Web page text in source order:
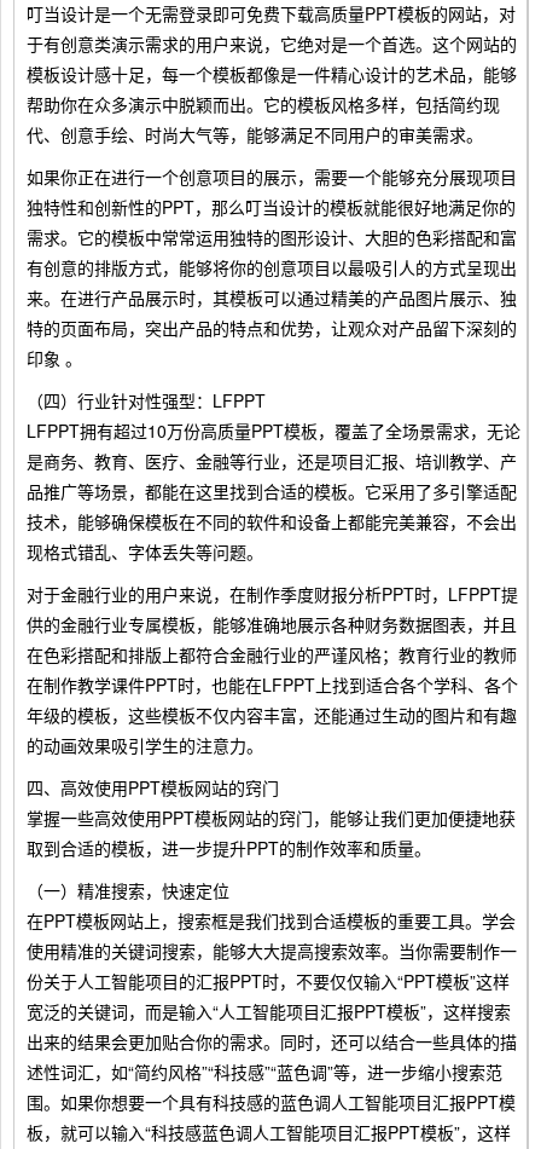
叮当设计是一个无需登录即可免费下载高质量PPT模板的网站，对
于有创意类演示需求的用户来说，它绝对是一个首选。这个网站的
模板设计感十足，每一个模板都像是一件精心设计的艺术品，能够
帮助你在众多演示中脱颖而出。它的模板风格多样，包括简约现
代、创意手绘、时尚大气等，能够满足不同用户的审美需求。
如果你正在进行一个创意项目的展示，需要一个能够充分展现项目
独特性和创新性的PPT，那么叮当设计的模板就能很好地满足你的
需求。它的模板中常常运用独特的图形设计、大胆的色彩搭配和富
有创意的排版方式，能够将你的创意项目以最吸引人的方式呈现出
来。在进行产品展示时，其模板可以通过精美的产品图片展示、独
特的页面布局，突出产品的特点和优势，让观众对产品留下深刻的
印象 。
（四）行业针对性强型：LFPPT
LFPPT拥有超过10万份高质量PPT模板，覆盖了全场景需求，无论
是商务、教育、医疗、金融等行业，还是项目汇报、培训教学、产
品推广等场景，都能在这里找到合适的模板。它采用了多引擎适配
技术，能够确保模板在不同的软件和设备上都能完美兼容，不会出
现格式错乱、字体丢失等问题。
对于金融行业的用户来说，在制作季度财报分析PPT时，LFPPT提
供的金融行业专属模板，能够准确地展示各种财务数据图表，并且
在色彩搭配和排版上都符合金融行业的严谨风格；教育行业的教师
在制作教学课件PPT时，也能在LFPPT上找到适合各个学科、各个
年级的模板，这些模板不仅内容丰富，还能通过生动的图片和有趣
的动画效果吸引学生的注意力。
四、高效使用PPT模板网站的窍门
掌握一些高效使用PPT模板网站的窍门，能够让我们更加便捷地获
取到合适的模板，进一步提升PPT的制作效率和质量。
（一）精准搜索，快速定位
在PPT模板网站上，搜索框是我们找到合适模板的重要工具。学会
使用精准的关键词搜索，能够大大提高搜索效率。当你需要制作一
份关于人工智能项目的汇报PPT时，不要仅仅输入“PPT模板”这样
宽泛的关键词，而是输入“人工智能项目汇报PPT模板”，这样搜索
出来的结果会更加贴合你的需求。同时，还可以结合一些具体的描
述性词汇，如“简约风格”“科技感”“蓝色调”等，进一步缩小搜索范
围。如果你想要一个具有科技感的蓝色调人工智能项目汇报PPT模
板，就可以输入“科技感蓝色调人工智能项目汇报PPT模板”，这样